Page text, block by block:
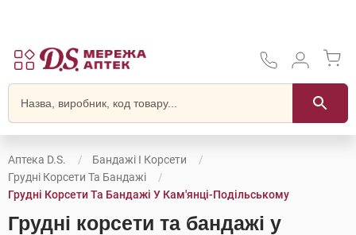
Аптека D.S.
Бандажі І Корсети
Грудні Корсети Та Бандажі
Грудні Корсети Та Бандажі У Кам'янці-Подільському
Грудні корсети та бандажі у